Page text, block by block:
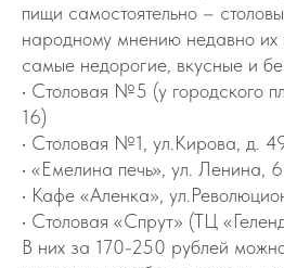
пищи самостоятельно –
народному мнению недавно их
самые недорогие, вкусные и
• Столовая №5 (у городского
16)
• Столовая №1, ул.Кирова, д.
• «Емелина печь», ул. Ленина, 6
• Кафе «Аленка»,
• Столовая «Спрут» (ТЦ
В них за 170-250 рублей